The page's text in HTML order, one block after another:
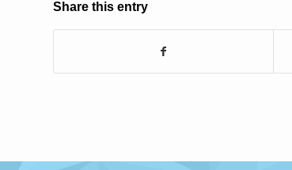
Share this entry